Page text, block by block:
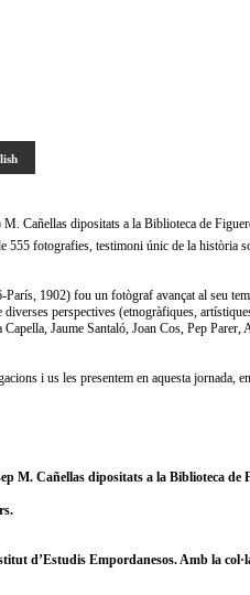
Cañellas dipositats a la Biblioteca de
555 fotografies, testimoni únic de la història
1902) fou un fotògraf avançat al seu
diverses perspectives (etnogràfiques,
Jaume Santaló, Joan Cos, Pep
i us les presentem en aquesta jornada,
M. Cañellas dipositats a la Biblioteca de
d’Estudis Empordanesos. Amb la